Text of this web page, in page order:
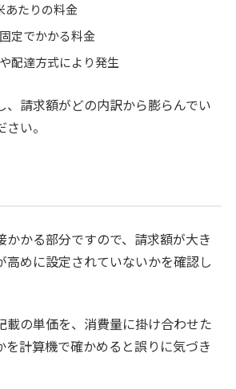
あたりの料金
定でかかる料金
配達方式により発生
、請求額がどの内訳から膨らんでい
い。
かかる部分ですので、請求額が大き
高めに設定されていないかを確認し
載の単価を、消費量に掛け合わせた
を計算機で確かめると誤りに気づき